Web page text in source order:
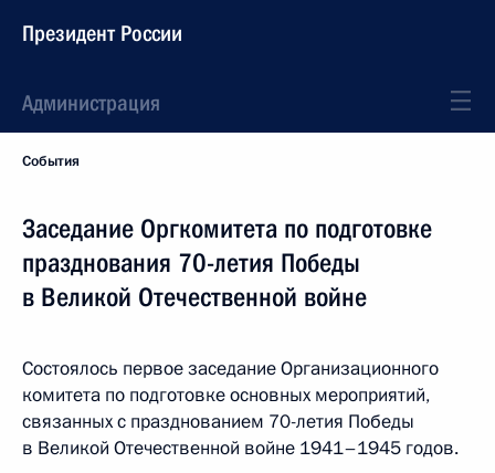
Президент России
Администрация
События
Заседание Оргкомитета по подготовке
празднования 70-летия Победы
в Великой Отечественной войне
Состоялось первое заседание Организационного
комитета по подготовке основных мероприятий,
связанных с празднованием 70-летия Победы
в Великой Отечественной войне 1941–1945 годов.